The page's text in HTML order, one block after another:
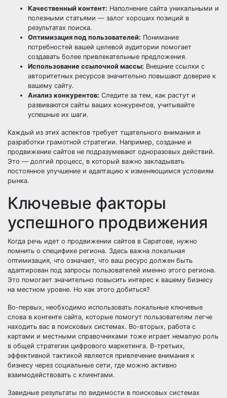
Качественный контент: Наполнение сайта уникальными и
полезными статьями — залог хороших позиций в
результатах поиска.
Оптимизация под пользователей: Понимание
потребностей вашей целевой аудитории помогает
создавать более привлекательные предложения.
Использование ссылочной массы: Внешние ссылки с
авторитетных ресурсов значительно повышают доверие к
вашему сайту.
Анализ конкурентов: Следите за тем, как растут и
развиваются сайты ваших конкурентов, учитывайте
успешные их шаги.
Каждый из этих аспектов требует тщательного внимания и
разработки грамотной стратегии. Например, создание и
продвижение сайтов не подразумевают одноразовых действий.
Это — долгий процесс, в который важно закладывать
постоянное улучшение и адаптацию к изменяющимся условиям
рынка.
Ключевые факторы
успешного продвижения
Когда речь идет о продвижении сайтов в Саратове, нужно
помнить о специфике региона. Здесь важна локальная
оптимизация, что означает, что ваш ресурс должен быть
адаптирован под запросы пользователей именно этого региона.
Это помогает значительно повысить интерес к вашему бизнесу
на местном уровне. Но как этого добиться?
Во-первых, необходимо использовать локальные ключевые
слова в контенте сайта, которые помогут пользователям легче
находить вас в поисковых системах. Во-вторых, работа с
картами и местными справочниками тоже играет немалую роль
в общей стратегии цифрового маркетинга. В-третьих,
эффективной тактикой является привлечение внимания к
бизнесу через социальные сети, где можно активно
взаимодействовать с клиентами.
Завидные результаты по видимости в поисковых системах